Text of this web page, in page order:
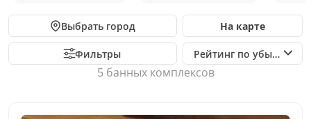
5 банныx комплексов
Выбрать город На карте
Фильтры Рейтинг по убыванию